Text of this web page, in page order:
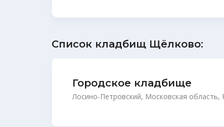
Список кладбищ Щёлково:
Городское кладбище
Лосино-Петровский, Московская область,